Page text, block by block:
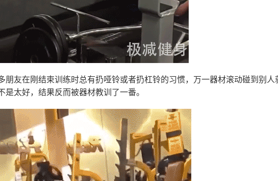
朋友在刚结束训练时总有扔哑铃或者扔杠铃的习惯，万一器材滚动碰到别人
太好，结果反而被器材教训了一番。